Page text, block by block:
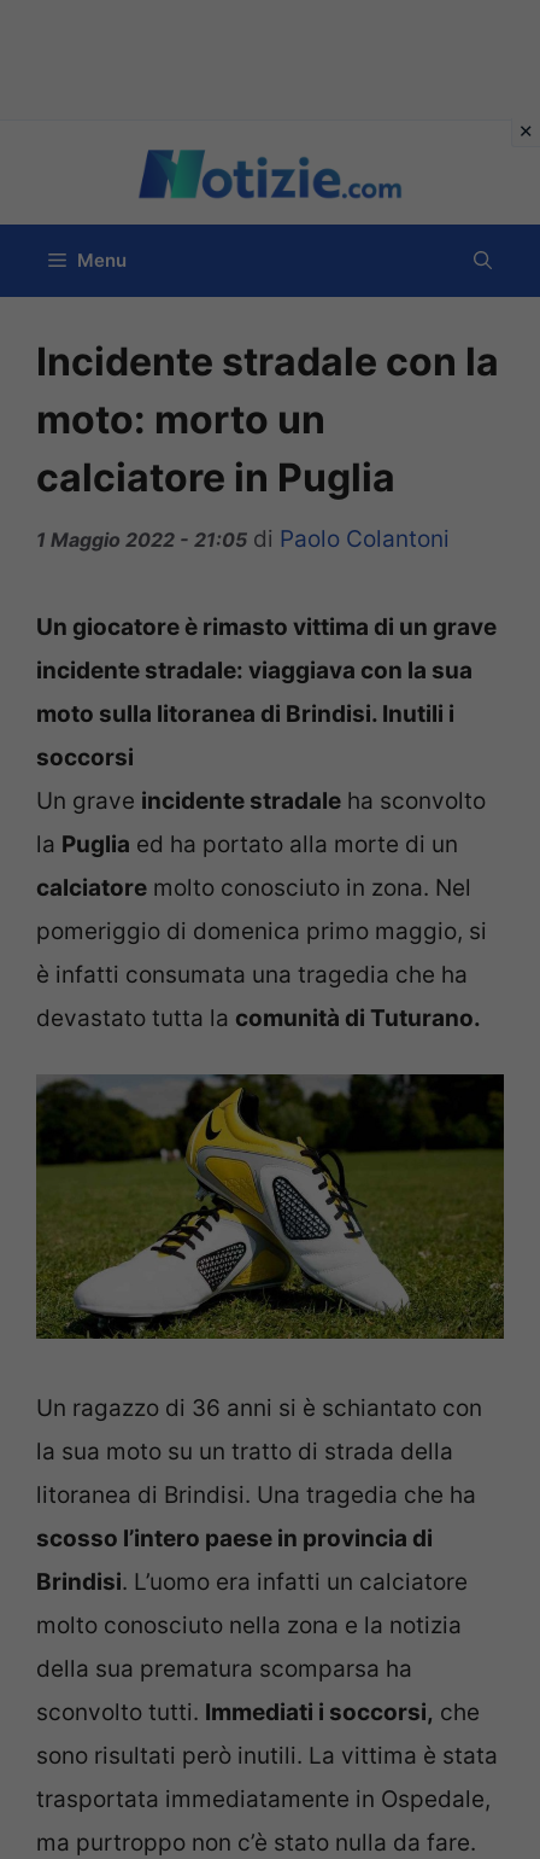
contenuto
Menu
Incidente stradale con la
moto: morto un
calciatore in Puglia
1 Maggio 2022 - 21:05 di Paolo Colantoni
Un giocatore è rimasto vittima di un grave
incidente stradale: viaggiava con la sua
moto sulla litoranea di Brindisi. Inutili i
soccorsi
Un grave incidente stradale ha sconvolto
la Puglia ed ha portato alla morte di un
calciatore molto conosciuto in zona. Nel
pomeriggio di domenica primo maggio, si
è infatti consumata una tragedia che ha
devastato tutta la comunità di Tuturano.
Un ragazzo di 36 anni si è schiantato con
la sua moto su un tratto di strada della
litoranea di Brindisi. Una tragedia che ha
scosso l’intero paese in provincia di
Brindisi. L’uomo era infatti un calciatore
molto conosciuto nella zona e la notizia
della sua prematura scomparsa ha
sconvolto tutti. Immediati i soccorsi, che
sono risultati però inutili. La vittima è stata
trasportata immediatamente in Ospedale,
ma purtroppo non c’è stato nulla da fare.